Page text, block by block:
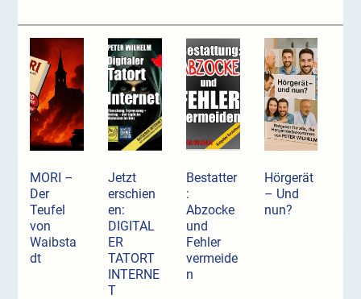
MORI –
Der
Teufel
von
Waibsta
dt
Jetzt
erschien
en:
DIGITAL
ER
TATORT
INTERNE
T
Bestatter
:
Abzocke
und
Fehler
vermeide
n
Hörgerät
– Und
nun?